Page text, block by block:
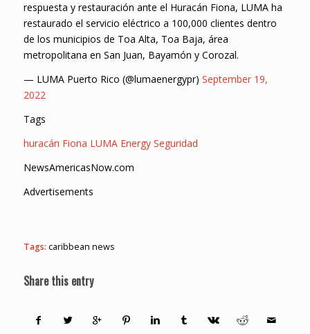
respuesta y restauración ante el Huracán Fiona, LUMA ha
restaurado el servicio eléctrico a 100,000 clientes dentro
de los municipios de Toa Alta, Toa Baja, área
metropolitana en San Juan, Bayamón y Corozal.
— LUMA Puerto Rico (@lumaenergypr) September 19,
2022
Tags
huracán Fiona LUMA Energy Seguridad
NewsAmericasNow.com
Advertisements
Tags: caribbean news
Share this entry